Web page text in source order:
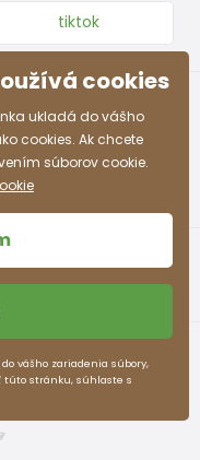
tiktok
Litvanyi.sk.
cookies
ukladá do vášho
cookies. Ak chcete
súborov cookie.
vášho zariadenia súbory,
túto stránku, súhlaste s